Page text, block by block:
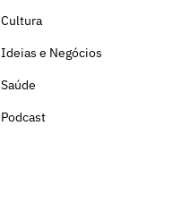
Cultura
Ideias e Negócios
Saúde
Podcast